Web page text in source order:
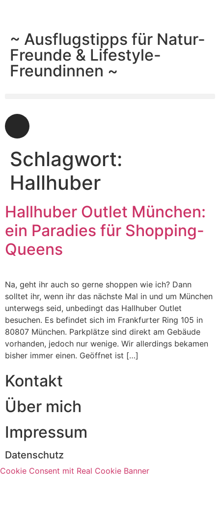
~ Ausflugstipps für Natur-
Freunde & Lifestyle-
Freundinnen ~
Schlagwort:
Hallhuber
Hallhuber Outlet München:
ein Paradies für Shopping-
Queens
Na, geht ihr auch so gerne shoppen wie ich? Dann
solltet ihr, wenn ihr das nächste Mal in und um München
unterwegs seid, unbedingt das Hallhuber Outlet
besuchen. Es befindet sich im Frankfurter Ring 105 in
80807 München. Parkplätze sind direkt am Gebäude
vorhanden, jedoch nur wenige. Wir allerdings bekamen
bisher immer einen. Geöffnet ist […]
Kontakt
Über mich
Impressum
Datenschutz
Cookie Consent mit Real Cookie Banner